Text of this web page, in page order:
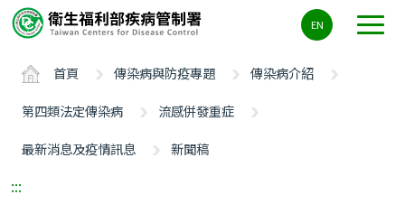
要
ALT+C
EN
首頁 傳染病與防疫專題
傳染病介紹
第四類法定傳染病
流感併發重症
最新消息及疫情訊息
新聞稿
:::